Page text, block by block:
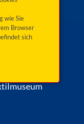
wie Sie
Browser
sich